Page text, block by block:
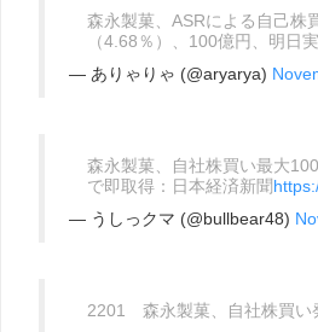
森永製菓、ASRによる自己株
（4.68％）、100億円、明日
— ありゃりゃ (@aryarya)
森永製菓、自社株買い最大
で即取得：日本経済新聞
— うしっクマ (@bullbear48)
2201 森永製菓、自社株買い